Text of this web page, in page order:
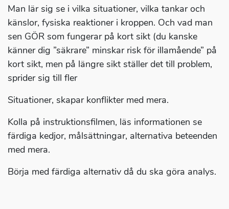
Man lär sig se i vilka situationer, vilka tankar och
känslor, fysiska reaktioner i kroppen. Och vad man
sen GÖR som fungerar på kort sikt (du kanske
känner dig ”säkrare” minskar risk för illamående” på
kort sikt, men på längre sikt ställer det till problem,
sprider sig till fler
Situationer, skapar konflikter med mera.
Kolla på instruktionsfilmen, läs informationen se
färdiga kedjor, målsättningar, alternativa beteenden
med mera.
Börja med färdiga alternativ då du ska göra analys.